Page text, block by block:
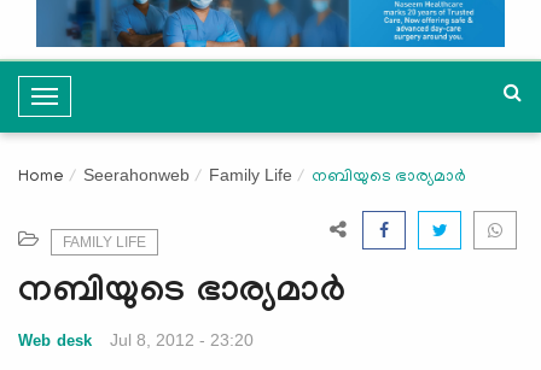
T
o
g
N
a
v
Home Seerahonweb Family Life നബിയുടെ ഭാര്യമാര്‍
FAMILY LIFE
നബിയുടെ ഭാര്യമാര്‍
Web desk Jul 8, 2012 - 23:20